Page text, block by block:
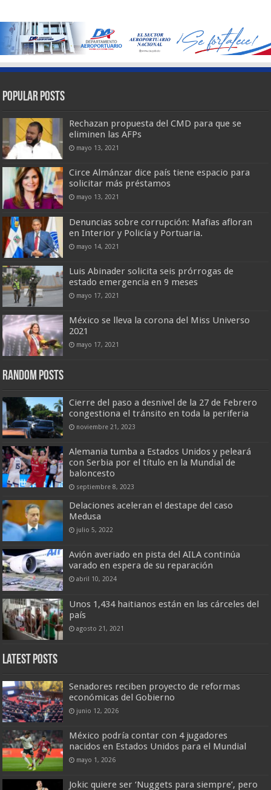
Popular Posts
Rechazan propuesta del CMD para que se
eliminen las AFPs
mayo 13, 2021
Circe Almánzar dice país tiene espacio para
solicitar más préstamos
mayo 13, 2021
Denuncias sobre corrupción: Mafias afloran
en Interior y Policía y Portuaria.
mayo 14, 2021
Luis Abinader solicita seis prórrogas de
estado emergencia en 9 meses
mayo 17, 2021
México se lleva la corona del Miss Universo
2021
mayo 17, 2021
Random Posts
Cierre del paso a desnivel de la 27 de Febrero
congestiona el tránsito en toda la periferia
noviembre 21, 2023
Alemania tumba a Estados Unidos y peleará
con Serbia por el título en la Mundial de
baloncesto
septiembre 8, 2023
Delaciones aceleran el destape del caso
Medusa
julio 5, 2022
Avión averiado en pista del AILA continúa
varado en espera de su reparación
abril 10, 2024
Unos 1,434 haitianos están en las cárceles del
país
agosto 21, 2021
Latest Posts
Senadores reciben proyecto de reformas
económicas del Gobierno
junio 12, 2026
México podría contar con 4 jugadores
nacidos en Estados Unidos para el Mundial
mayo 1, 2026
Jokic quiere ser ‘Nuggets para siempre’, pero